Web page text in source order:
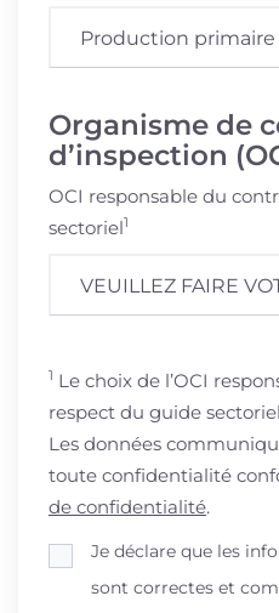
Organisme de
d’inspection
OCI responsable du
sectoriel1
1 Le choix de l’OCI
respect du guide
Les données
toute confidentialité
de confidentialité.
Je déclare que les
sont correctes et